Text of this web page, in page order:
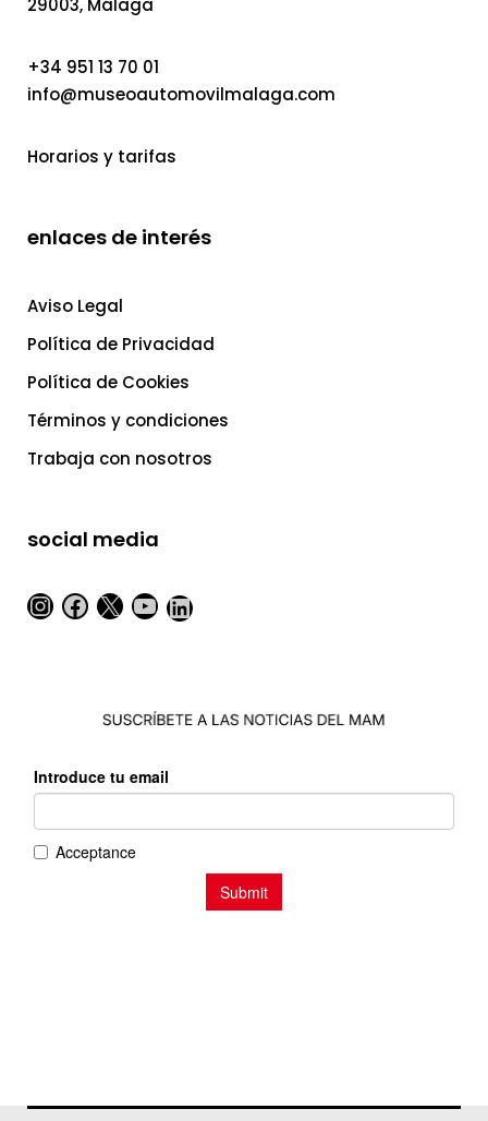
29003, Málaga
+34 951 13 70 01
info@museoautomovilmalaga.com
Horarios y tarifas
enlaces de interés
Aviso Legal
Política de Privacidad
Política de Cookies
Términos y condiciones
Trabaja con nosotros
social media
Instagram
Facebook
X YouTube
LinkedIn